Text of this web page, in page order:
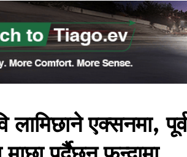
लामिछाने एक्सनमा,